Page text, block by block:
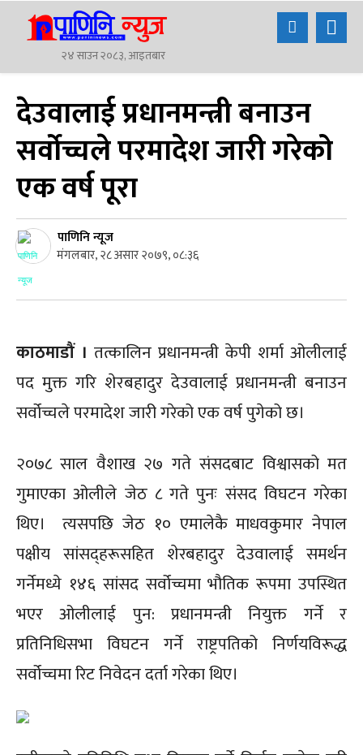
२४ साउन २०८३, आइतबार
देउवालाई प्रधानमन्त्री बनाउन
सर्वोच्चले परमादेश जारी गरेको
एक वर्ष पूरा
पाणिनि न्यूज
मंगलबार, २८ असार २०७९, ०८:३६
काठमाडौं । तत्कालिन प्रधानमन्त्री केपी शर्मा ओलीलाई
पद मुक्त गरि शेरबहादुर देउवालाई प्रधानमन्त्री बनाउन
सर्वोच्चले परमादेश जारी गरेको एक वर्ष पुगेको छ।
२०७८ साल वैशाख २७ गते संसदबाट विश्वासको मत
गुमाएका ओलीले जेठ ८ गते पुनः संसद विघटन गरेका
थिए। त्यसपछि जेठ १० एमालेकै माधवकुमार नेपाल
पक्षीय सांसद्हरूसहित शेरबहादुर देउवालाई समर्थन
गर्नेमध्ये १४६ सांसद सर्वोच्चमा भौतिक रूपमा उपस्थित
भएर ओलीलाई पुन: प्रधानमन्त्री नियुक्त गर्ने र
प्रतिनिधिसभा विघटन गर्ने राष्ट्रपतिको निर्णयविरूद्ध
सर्वोच्चमा रिट निवेदन दर्ता गरेका थिए।